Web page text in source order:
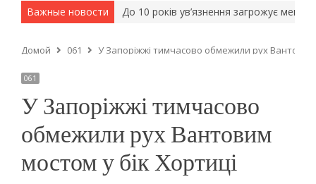
Важные новости
армейские методы. До 10 років ув’язнення загрожує
Домой 061 У Запоріжжі тимчасово обмежили рух Вантовим
061
У Запоріжжі тимчасово
обмежили рух Вантовим
мостом у бік Хортиці